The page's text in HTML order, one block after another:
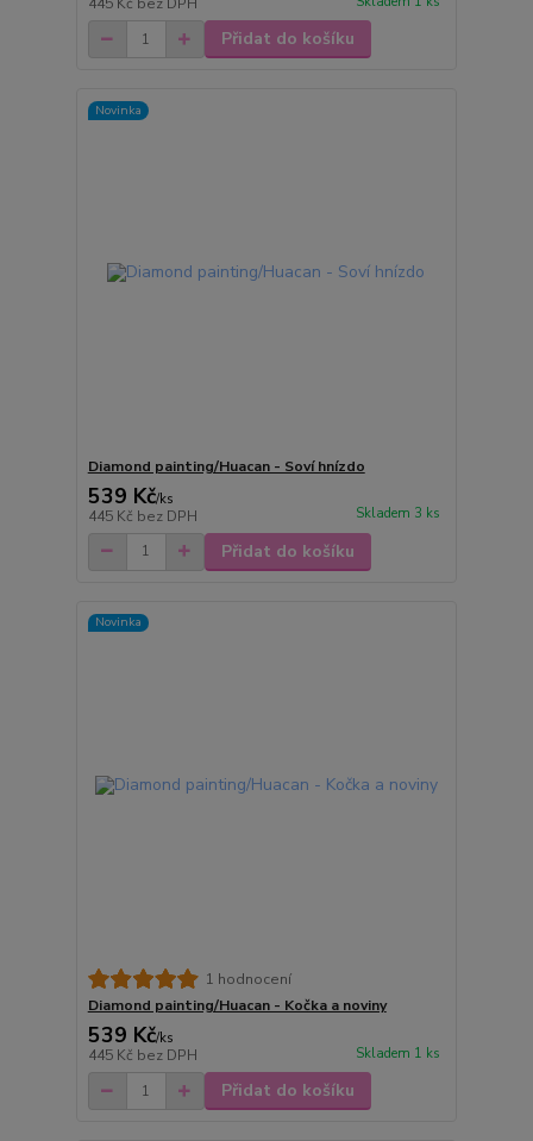
445 Kč bez DPH
Přidat do košíku
Novinka
Diamond painting/Huacan - Soví hnízdo
539 Kč/ks
445 Kč bez DPH Skladem 3 ks
Přidat do košíku
Novinka
1 hodnocení
Diamond painting/Huacan - Kočka a noviny
539 Kč/ks
445 Kč bez DPH Skladem 1 ks
Přidat do košíku